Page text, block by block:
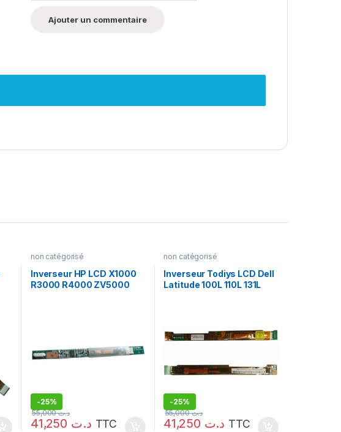
non catégorisé
Inverseur HP LCD X1000
R3000 R4000 ZV5000
-25%
د.ت
د.ت55,000
TTC
non catégorisé
Inverseur Todiys LCD Dell
Latitude 100L 110L 131L
-25%
د.ت
د.ت55,000
TTC